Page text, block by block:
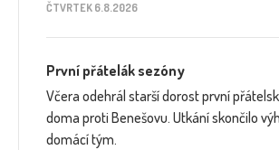
ČTVRTEK 6.8.2026
První přátelák sezóny
Včera odehrál starší dorost první
doma proti Benešovu. Utkání skončilo
domácí tým.